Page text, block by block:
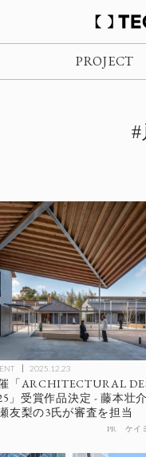
PROJECT
#
2025.12.23
「ARCHITECTURAL
」受賞作品決定 - 藤本壮介
友梨の3氏が審査を担当
PR ケイ